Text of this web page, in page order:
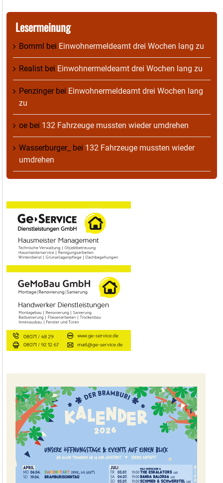
Lesermeinung
Bomml bei Einwohnermeldeamt drei Wochen lang zu
Realist bei Einwohnermeldeamt drei Wochen lang zu
Penzingerbei Einwohnermeldeamt drei Wochen lang
zu
oe bei 132 Fahrzeuge mussten wieder umdrehen
Wasserburger_ bei 132 Fahrzeuge mussten wieder
umdrehen